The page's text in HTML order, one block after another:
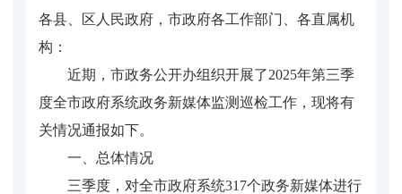
各县、区人民政府，市政府各工作部门、各直属机
构：
近期，市政务公开办组织开展了2025年第三季
度全市政府系统政务新媒体监测巡检工作，现将有
关情况通报如下。
一、总体情况
三季度，对全市政府系统317个政务新媒体进行